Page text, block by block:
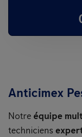
Anticimex
Notre équipe
techniciens